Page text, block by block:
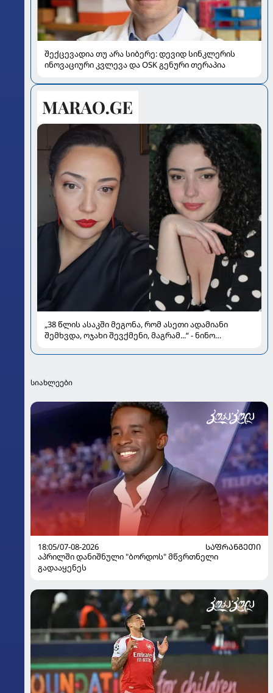
შექცევადია თუ არა სიბერე: დევიდ სინკლერის
ინოვაციური კვლევა და OSK გენური თერაპია
„38 წლის ასაკში მეგონა, რომ ასეთი ადამიანი
შემხვდა, ოჯახი შევქმენი, მაგრამ...“ - ნინო
სიახლეები
18:05/07-08-2026
ᲡᲐᲤᲠᲐᲜᲒᲔᲗᲘ
აპრილში დანიშნული "ბორდოს" მწვრთნელი
გადააყენეს